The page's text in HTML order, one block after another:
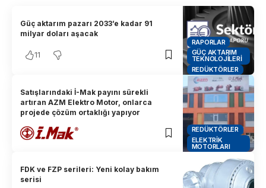
RAPORLAR
GÜÇ AKTARIM
TEKNOLOJILERI
REDÜKTÖRLER
Güç aktarım pazarı 2033’e kadar 91
milyar doları aşacak
11
REDÜKTÖRLER
ELEKTRIK
MOTORLARI
Satışlarındaki İ-Mak payını sürekli
artıran AZM Elektro Motor, onlarca
projede çözüm ortaklığı yapıyor
FDK ve FZP serileri: Yeni kolay bakım
serisi